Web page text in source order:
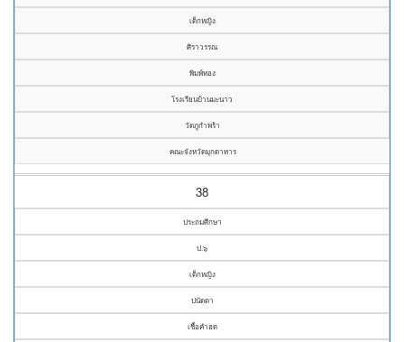
เด็กหญิง
ศิราวรรณ
พิมพ์ทอง
โรงเรียนบ้านมะนาว
วัดภูกำพร้า
คณะจังหวัดมุกดาหาร
38
ประถมศึกษา
ป.๖
เด็กหญิง
ปนัดดา
เชื้อคำฮด